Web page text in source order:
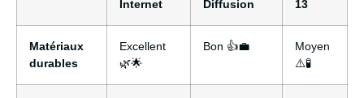
Internet
Diffusion
13
Matériaux
durables
Excellent
🌿🌟
Bon 👍💼
Moyen
⚠️🧪